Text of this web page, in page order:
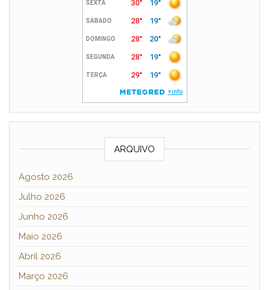
ARQUIVO
Agosto 2026
Julho 2026
Junho 2026
Maio 2026
Abril 2026
Março 2026